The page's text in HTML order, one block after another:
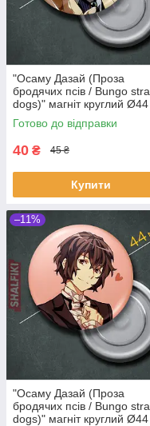
"Осаму Дазай (Проза
бродячих псів / Bungo
dogs)" магніт круглий
Готово до відправки
40 ₴ 45 ₴
Купити
–11%
"Осаму Дазай (Проза
бродячих псів / Bungo
dogs)" магніт круглий